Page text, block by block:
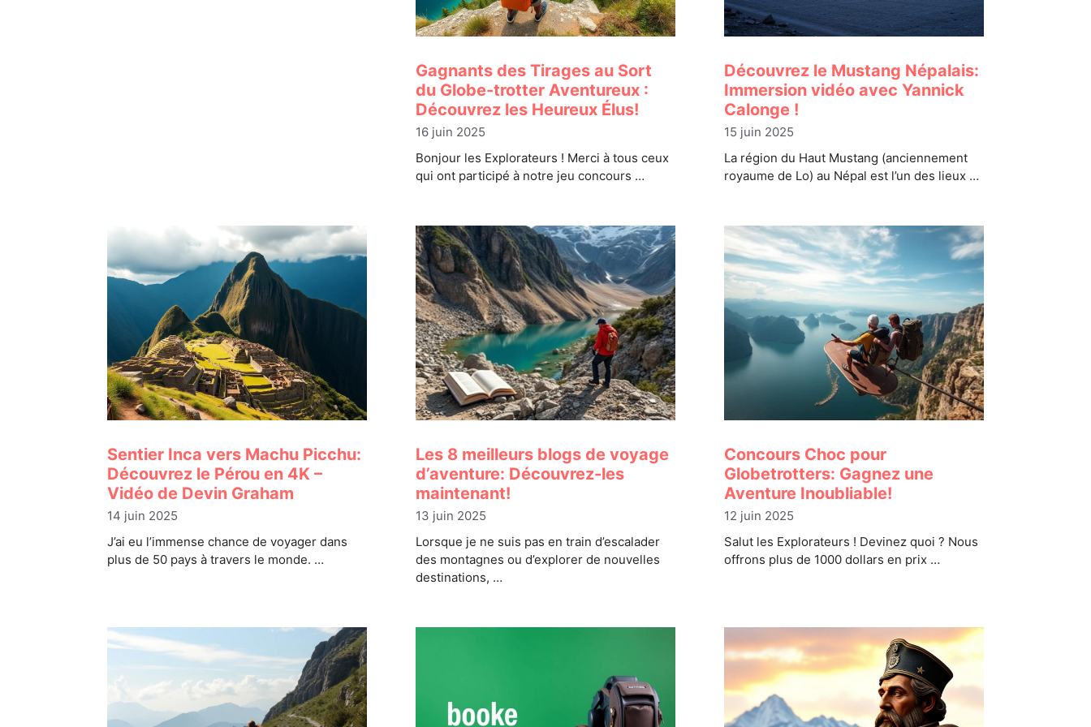
Gagnants des Tirages au Sort
du Globe-trotter Aventureux :
Découvrez les Heureux Élus!
16 juin 2025
Bonjour les Explorateurs ! Merci à tous ceux
qui ont participé à notre jeu concours …
Découvrez le Mustang Népalais:
Immersion vidéo avec Yannick
Calonge !
15 juin 2025
La région du Haut Mustang (anciennement
royaume de Lo) au Népal est l’un des lieux …
Sentier Inca vers Machu Picchu:
Découvrez le Pérou en 4K –
Vidéo de Devin Graham
14 juin 2025
J’ai eu l’immense chance de voyager dans
plus de 50 pays à travers le monde. …
Les 8 meilleurs blogs de voyage
d’aventure: Découvrez-les
maintenant!
13 juin 2025
Lorsque je ne suis pas en train d’escalader
des montagnes ou d’explorer de nouvelles
destinations, …
Concours Choc pour
Globetrotters: Gagnez une
Aventure Inoubliable!
12 juin 2025
Salut les Explorateurs ! Devinez quoi ? Nous
offrons plus de 1000 dollars en prix …